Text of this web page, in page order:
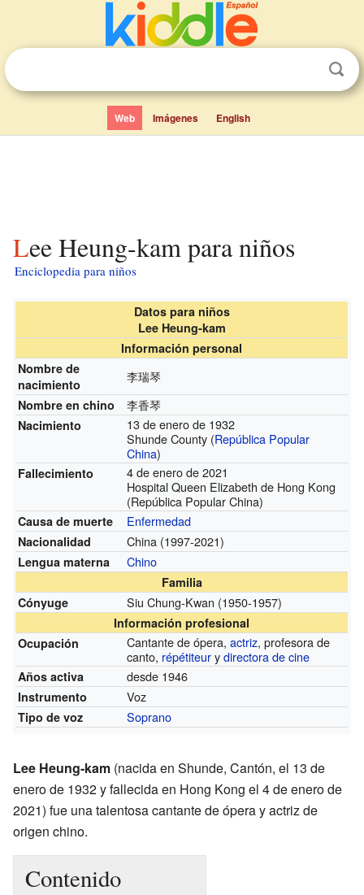
Web Imágenes English
Lee Heung-kam para niños
Enciclopedia para niños
Datos para niños
Lee Heung-kam
Información personal
Nombre de
nacimiento
李瑞琴
Nombre en chino 李香琴
Nacimiento
13 de enero de 1932
Shunde County (República Popular
China)
Fallecimiento
4 de enero de 2021
Hospital Queen Elizabeth de Hong Kong
(República Popular China)
Causa de muerte Enfermedad
Nacionalidad China (1997-2021)
Lengua materna Chino
Familia
Cónyuge
Siu Chung-Kwan (1950-1957)
Información profesional
Ocupación
Cantante de ópera,actriz, profesora de
canto, répétiteurydirectora de cine
Años activa desde 1946
Instrumento Voz
Tipo de voz Soprano
Lee Heung-kam (nacida en Shunde, Cantón, el 13 de
enero de 1932 y fallecida en Hong Kong el 4 de enero de
2021) fue una talentosa cantante de ópera y actriz de
origen chino.
Contenido